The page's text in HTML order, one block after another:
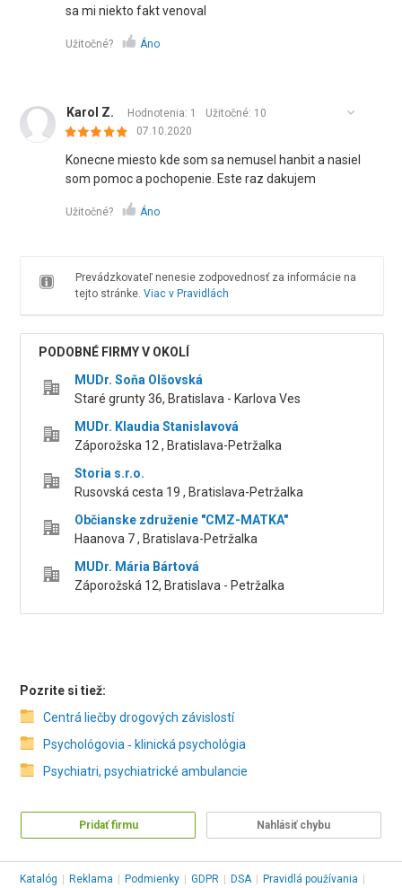
sa mi niekto fakt venoval
Užitočné? Áno
Karol Z. Hodnotenia: 1 Užitočné: 10
07.10.2020
Konecne miesto kde som sa nemusel hanbit a nasiel
som pomoc a pochopenie. Este raz dakujem
Užitočné? Áno
Prevádzkovateľ nenesie zodpovednosť za informácie na
tejto stránke. Viac v Pravidlách
PODOBNÉ FIRMY V OKOLÍ
MUDr. Soňa Olšovská
Staré grunty 36, Bratislava - Karlova Ves
MUDr. Klaudia Stanislavová
Záporožska 12 , Bratislava-Petržalka
Storia s.r.o.
Rusovská cesta 19 , Bratislava-Petržalka
Občianske združenie "CMZ-MATKA"
Haanova 7 , Bratislava-Petržalka
MUDr. Mária Bártová
Záporožská 12, Bratislava - Petržalka
Pozrite si tiež:
Centrá liečby drogových závislostí
Psychológovia ‑ klinická psychológia
Psychiatri, psychiatrické ambulancie
Pridať firmu Nahlásiť chybu
Katalóg Reklama Podmienky GDPR DSA Pravidlá používania